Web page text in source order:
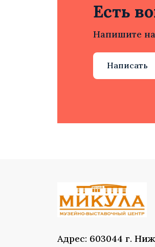
Есть
Напишите
Написать
Адрес: 603044 г.